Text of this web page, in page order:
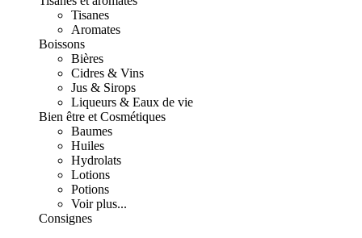
Tisanes
Aromates
Boissons
Bières
Cidres & Vins
Jus & Sirops
Liqueurs & Eaux de vie
Bien être et Cosmétiques
Baumes
Huiles
Hydrolats
Lotions
Potions
Voir plus...
Consignes